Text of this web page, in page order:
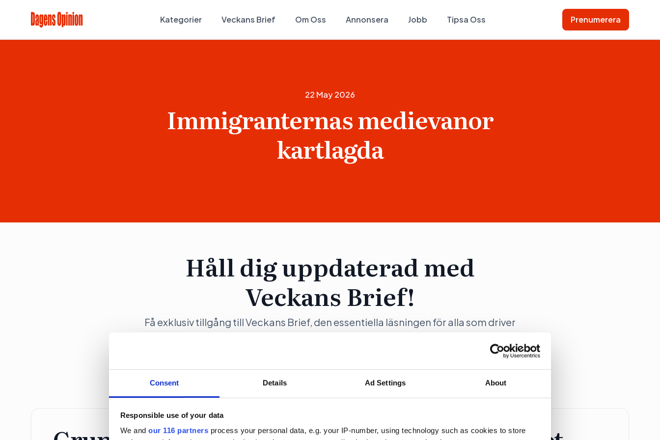
Consent Details Ad Settings About
Responsible use of your data
We and our 116 partners process your personal data, e.g. your IP-number, using technology such as cookies to store
Kategorier Veckans Brief Om Oss Annonsera Jobb Tipsa Oss Prenumerera
22 May 2026
Immigranternas medievanor
kartlagda
Håll dig uppdaterad med
Veckans Brief!
Få exklusiv tillgång till Veckans Brief, den essentiella läsningen för alla som driver